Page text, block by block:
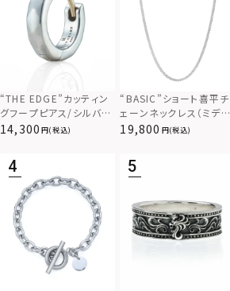
“THE EDGE”カッティン
グフープピアス/シルバー
925
14,300 (税込)
“BASIC”ショート喜平チ
ェーンネックレス（ミディ
アム）/シルバー925
19,800 (税込)